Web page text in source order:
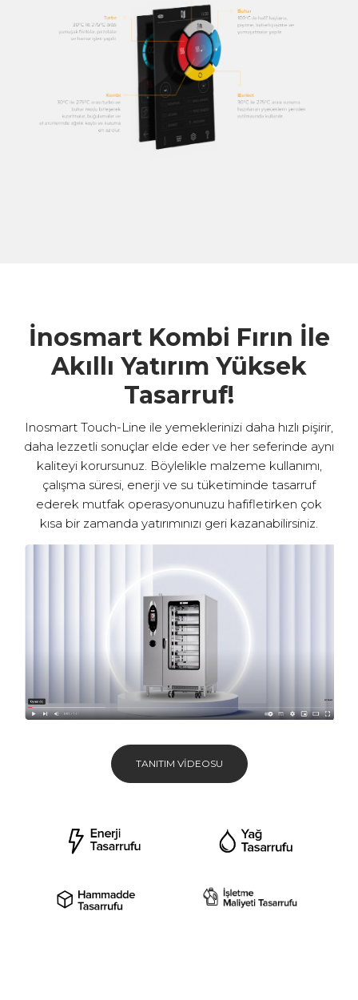
İnosmart Kombi Fırın İle
Akıllı Yatırım Yüksek
Tasarruf!
Inosmart Touch-Line ile yemeklerinizi daha hızlı pişirir,
daha lezzetli sonuçlar elde eder ve her seferinde aynı
kaliteyi korursunuz. Böylelikle malzeme kullanımı,
çalışma süresi, enerji ve su tüketiminde tasarruf
ederek mutfak operasyonunuzu hafifletirken çok
kısa bir zamanda yatırımınızı geri kazanabilirsiniz.
TANITIM VIDEOSU